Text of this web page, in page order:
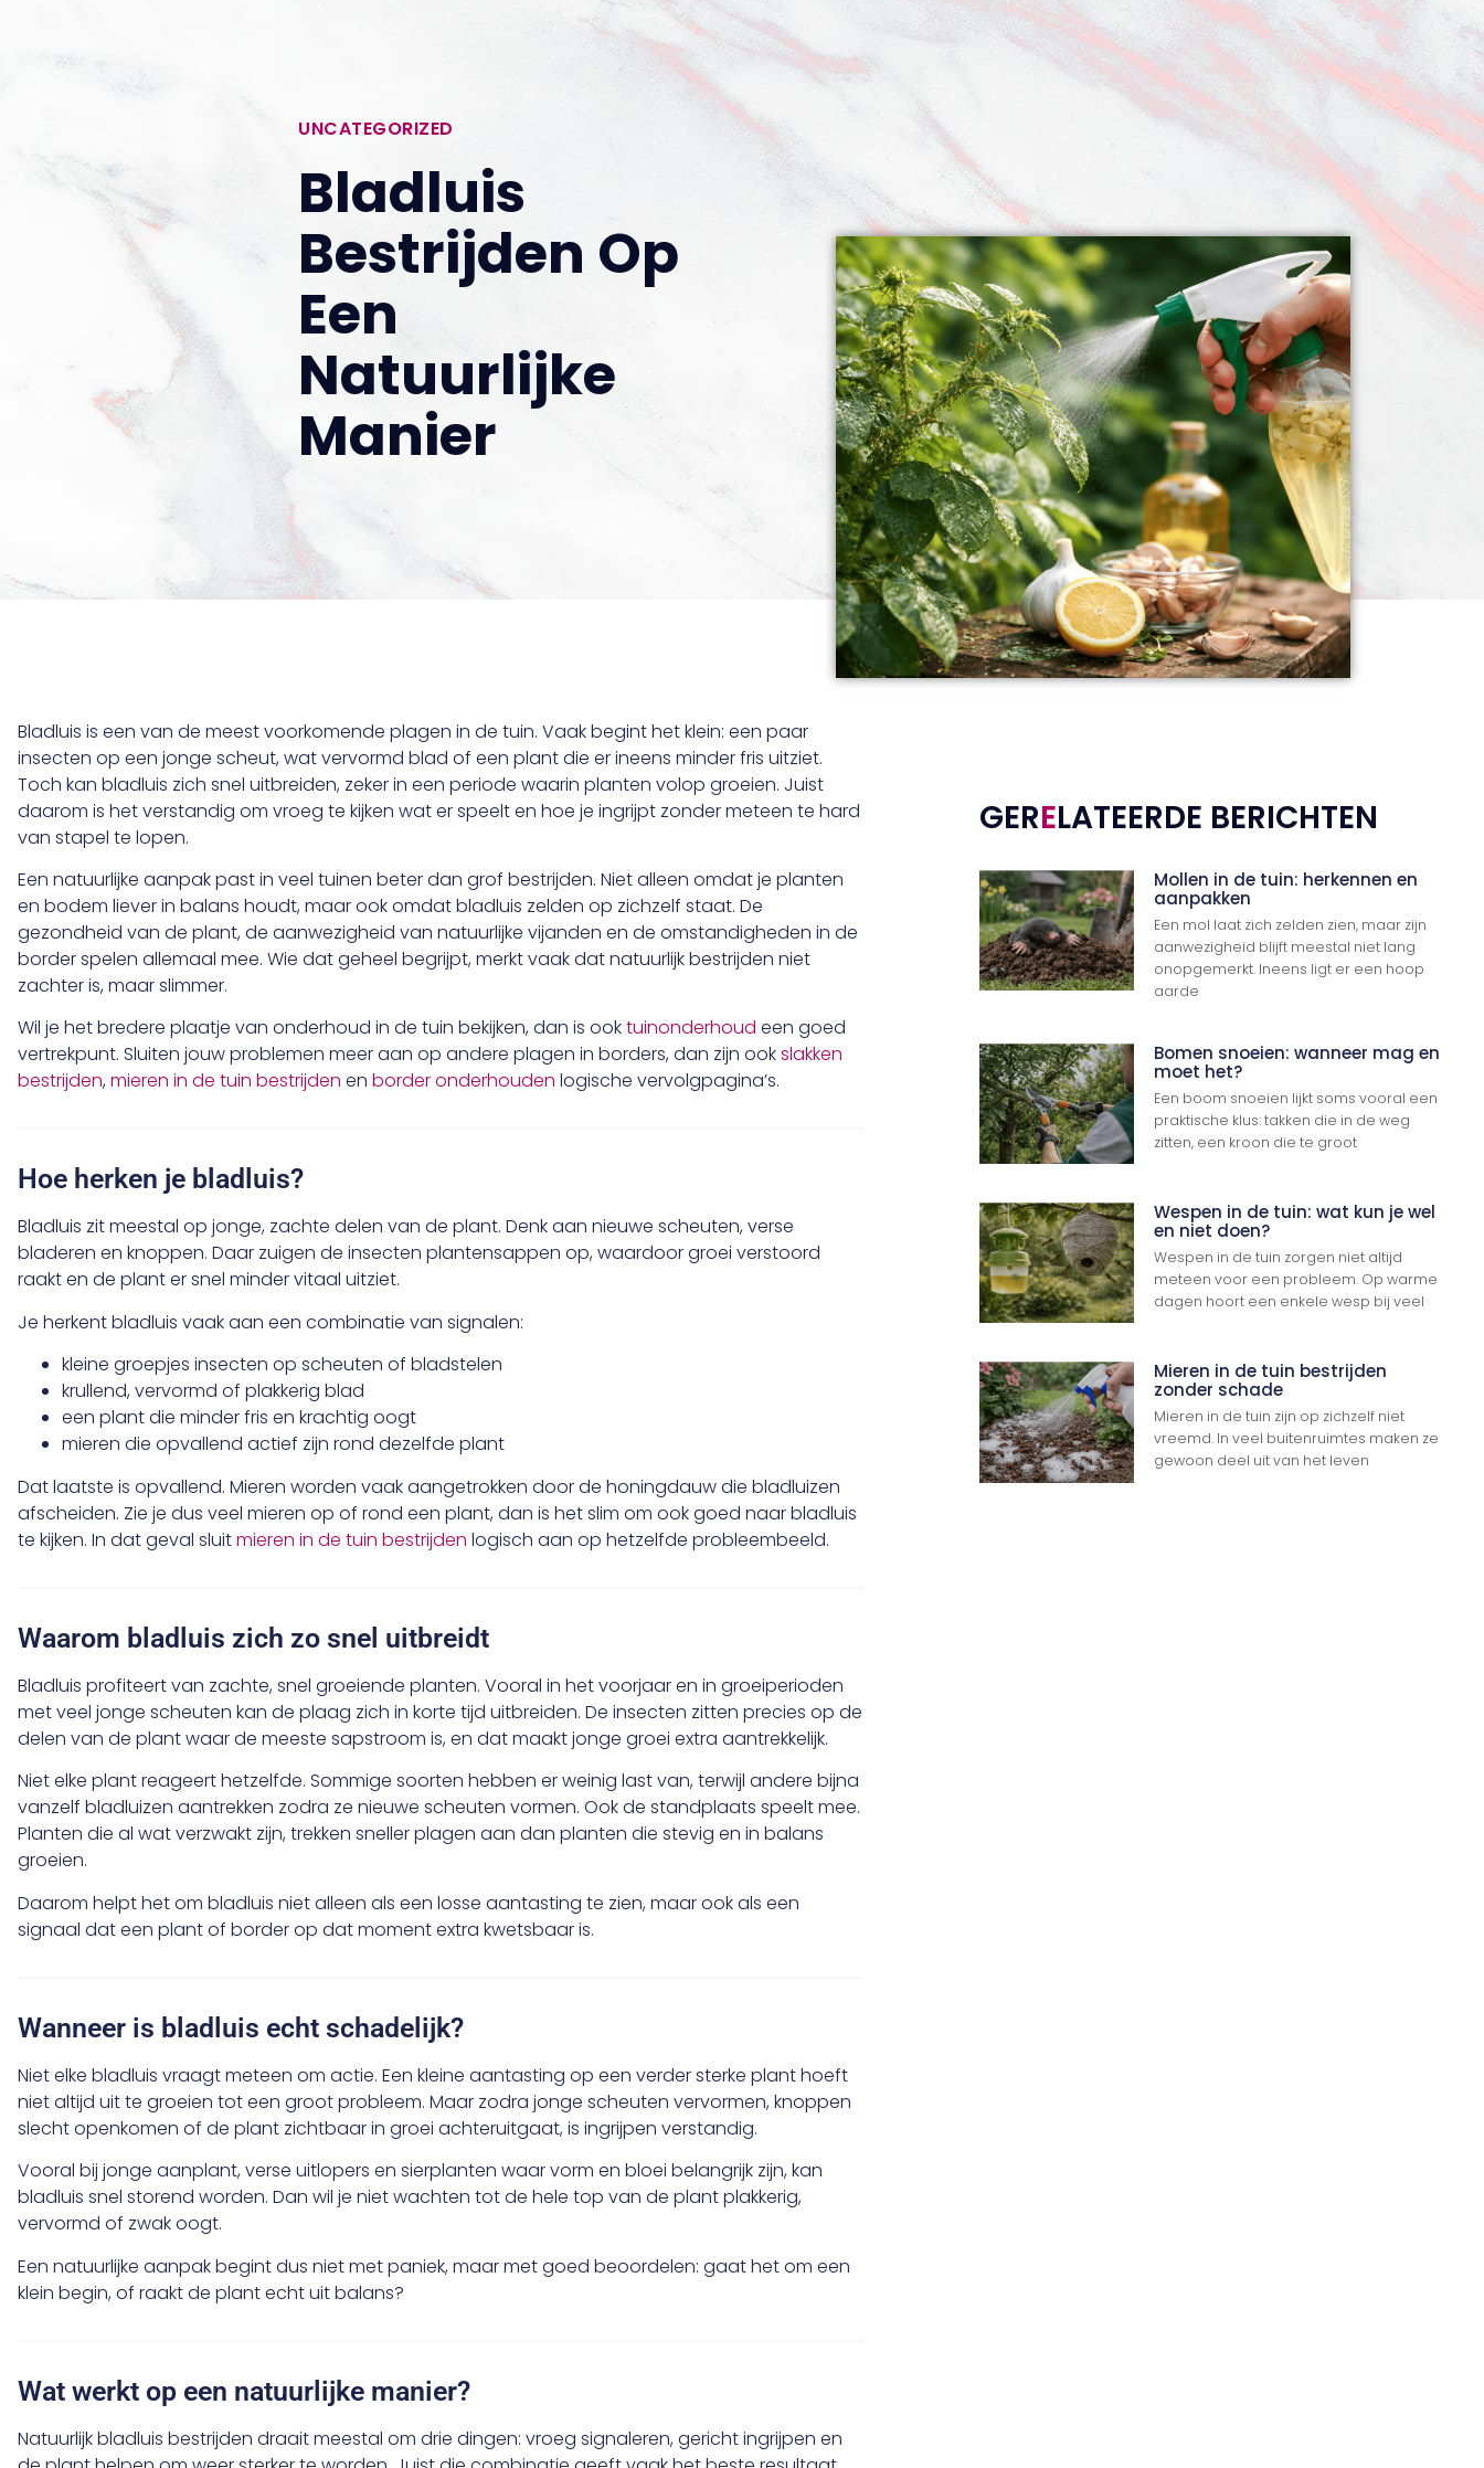
UNCATEGORIZED
Bladluis
Bestrijden Op
Een
Natuurlijke
Manier
Bladluis is een van de meest voorkomende plagen in de tuin. Vaak begint het klein: een paar
insecten op een jonge scheut, wat vervormd blad of een plant die er ineens minder fris uitziet.
Toch kan bladluis zich snel uitbreiden, zeker in een periode waarin planten volop groeien. Juist
daarom is het verstandig om vroeg te kijken wat er speelt en hoe je ingrijpt zonder meteen te hard
van stapel te lopen.
Een natuurlijke aanpak past in veel tuinen beter dan grof bestrijden. Niet alleen omdat je planten
en bodem liever in balans houdt, maar ook omdat bladluis zelden op zichzelf staat. De
gezondheid van de plant, de aanwezigheid van natuurlijke vijanden en de omstandigheden in de
border spelen allemaal mee. Wie dat geheel begrijpt, merkt vaak dat natuurlijk bestrijden niet
zachter is, maar slimmer.
Wil je het bredere plaatje van onderhoud in de tuin bekijken, dan is ooktuinonderhoud een goed
vertrekpunt. Sluiten jouw problemen meer aan op andere plagen in borders, dan zijn ookslakken
bestrijden,mieren in de tuin bestrijden enborder onderhouden logische vervolgpagina’s.
Hoe herken je bladluis?
Bladluis zit meestal op jonge, zachte delen van de plant. Denk aan nieuwe scheuten, verse
bladeren en knoppen. Daar zuigen de insecten plantensappen op, waardoor groei verstoord
raakt en de plant er snel minder vitaal uitziet.
Je herkent bladluis vaak aan een combinatie van signalen:
kleine groepjes insecten op scheuten of bladstelen
krullend, vervormd of plakkerig blad
een plant die minder fris en krachtig oogt
mieren die opvallend actief zijn rond dezelfde plant
Dat laatste is opvallend. Mieren worden vaak aangetrokken door de honingdauw die bladluizen
afscheiden. Zie je dus veel mieren op of rond een plant, dan is het slim om ook goed naar bladluis
te kijken. In dat geval sluitmieren in de tuin bestrijden logisch aan op hetzelfde probleembeeld.
Waarom bladluis zich zo snel uitbreidt
Bladluis profiteert van zachte, snel groeiende planten. Vooral in het voorjaar en in groeiperioden
met veel jonge scheuten kan de plaag zich in korte tijd uitbreiden. De insecten zitten precies op de
delen van de plant waar de meeste sapstroom is, en dat maakt jonge groei extra aantrekkelijk.
Niet elke plant reageert hetzelfde. Sommige soorten hebben er weinig last van, terwijl andere bijna
vanzelf bladluizen aantrekken zodra ze nieuwe scheuten vormen. Ook de standplaats speelt mee.
Planten die al wat verzwakt zijn, trekken sneller plagen aan dan planten die stevig en in balans
groeien.
Daarom helpt het om bladluis niet alleen als een losse aantasting te zien, maar ook als een
signaal dat een plant of border op dat moment extra kwetsbaar is.
Wanneer is bladluis echt schadelijk?
Niet elke bladluis vraagt meteen om actie. Een kleine aantasting op een verder sterke plant hoeft
niet altijd uit te groeien tot een groot probleem. Maar zodra jonge scheuten vervormen, knoppen
slecht openkomen of de plant zichtbaar in groei achteruitgaat, is ingrijpen verstandig.
Vooral bij jonge aanplant, verse uitlopers en sierplanten waar vorm en bloei belangrijk zijn, kan
bladluis snel storend worden. Dan wil je niet wachten tot de hele top van de plant plakkerig,
vervormd of zwak oogt.
Een natuurlijke aanpak begint dus niet met paniek, maar met goed beoordelen: gaat het om een
klein begin, of raakt de plant echt uit balans?
Wat werkt op een natuurlijke manier?
Natuurlijk bladluis bestrijden draait meestal om drie dingen: vroeg signaleren, gericht ingrijpen en
GERELATEERDE BERICHTEN
Mollen in de tuin: herkennen en
aanpakken
Een mol laat zich zelden zien, maar zijn
aanwezigheid blijft meestal niet lang
onopgemerkt. Ineens ligt er een hoop
aarde
Bomen snoeien: wanneer mag en
moet het?
Een boom snoeien lijkt soms vooral een
praktische klus: takken die in de weg
zitten, een kroon die te groot
Wespen in de tuin: wat kun je wel
en niet doen?
Wespen in de tuin zorgen niet altijd
meteen voor een probleem. Op warme
dagen hoort een enkele wesp bij veel
Mieren in de tuin bestrijden
zonder schade
Mieren in de tuin zijn op zichzelf niet
vreemd. In veel buitenruimtes maken ze
gewoon deel uit van het leven